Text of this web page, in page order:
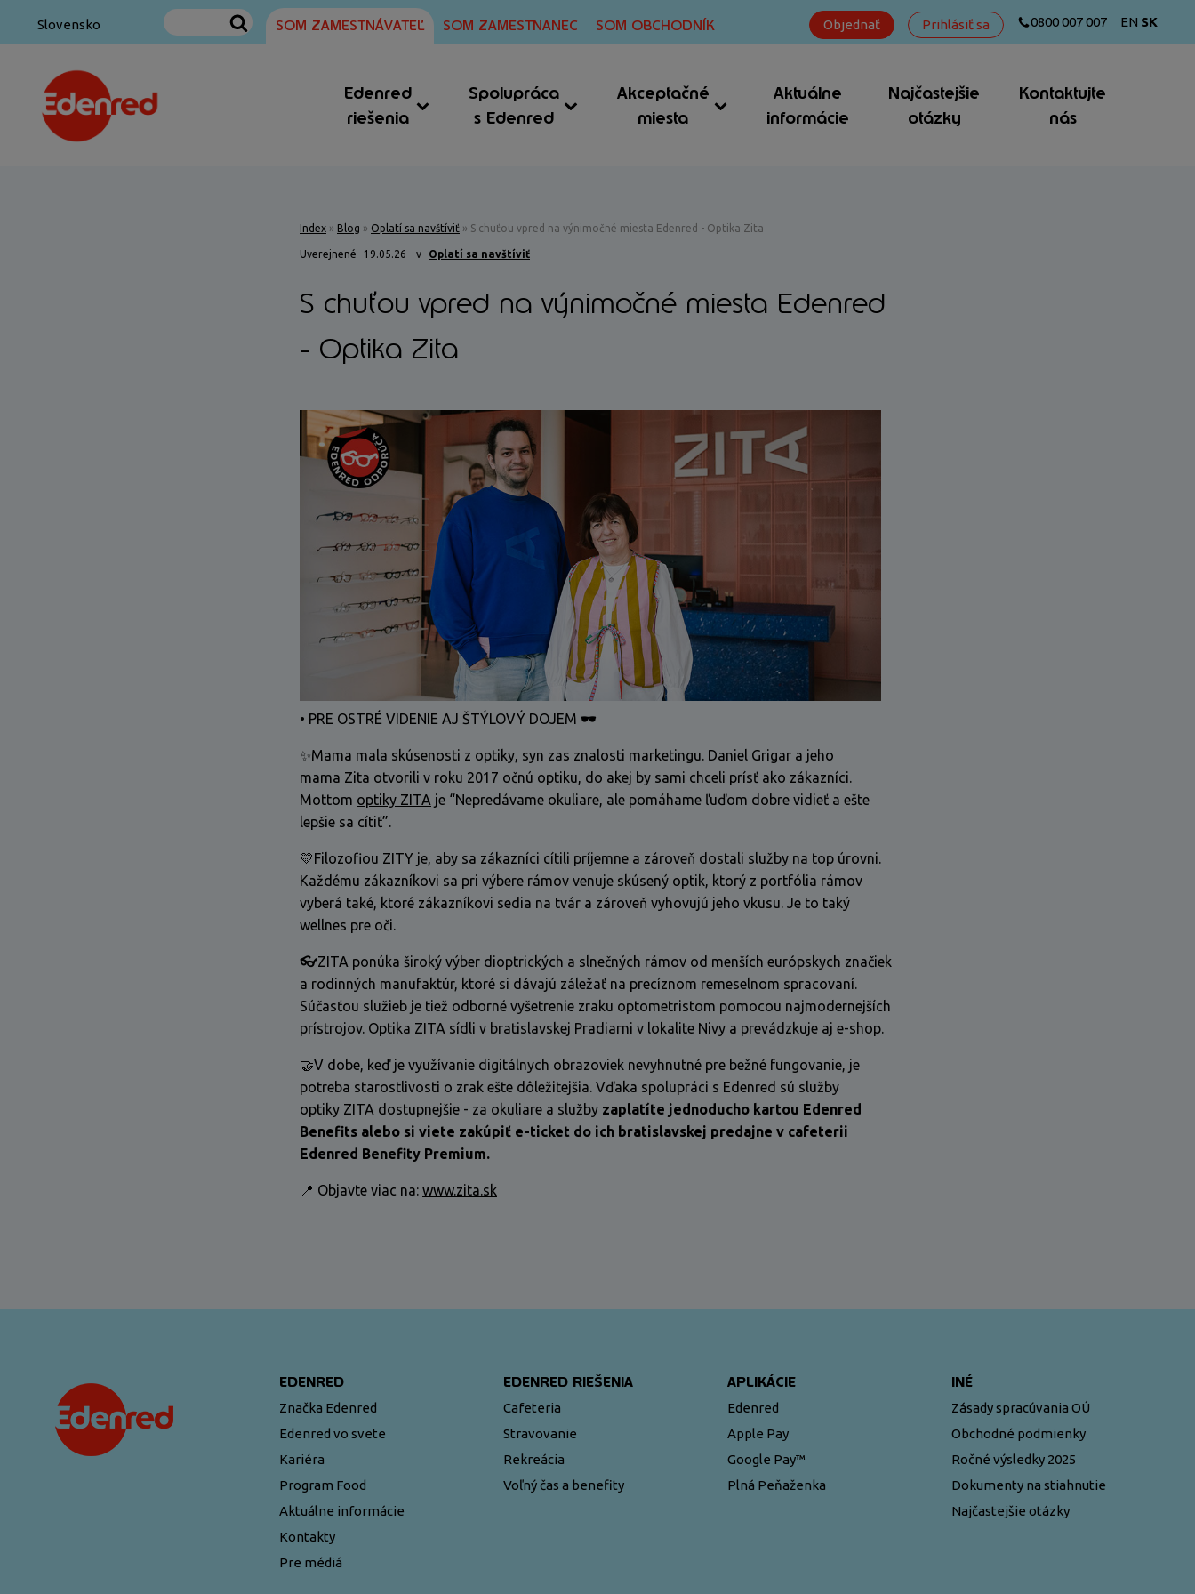
Slovensko SOM ZAMESTNÁVATEĽ SOM ZAMESTNANEC SOM OBCHODNÍK Objednať Prihlásiť sa 0800 007 007 EN SK
Edenred
riešenia
Spolupráca
s Edenred
Akceptačné
miesta
Aktuálne
informácie
Najčastejšie
otázky
Kontaktujte
nás
Index » Blog » Oplatí sa navštíviť » S chuťou vpred na výnimočné miesta Edenred - Optika Zita
Uverejnené 19.05.26 v Oplatí sa navštíviť
S chuťou vpred na výnimočné miesta Edenred
- Optika Zita
• PRE OSTRÉ VIDENIE AJ ŠTÝLOVÝ DOJEM 🕶
✨Mama mala skúsenosti z optiky, syn zas znalosti marketingu. Daniel Grigar a jeho
mama Zita otvorili v roku 2017 očnú optiku, do akej by sami chceli prísť ako zákazníci.
Mottom optiky ZITA je “Nepredávame okuliare, ale pomáhame ľuďom dobre vidieť a ešte
lepšie sa cítiť”.
💛Filozofiou ZITY je, aby sa zákazníci cítili príjemne a zároveň dostali služby na top úrovni.
Každému zákazníkovi sa pri výbere rámov venuje skúsený optik, ktorý z portfólia rámov
vyberá také, ktoré zákazníkovi sedia na tvár a zároveň vyhovujú jeho vkusu. Je to taký
wellnes pre oči.
👓ZITA ponúka široký výber dioptrických a slnečných rámov od menších európskych značiek
a rodinných manufaktúr, ktoré si dávajú záležať na precíznom remeselnom spracovaní.
Súčasťou služieb je tiež odborné vyšetrenie zraku optometristom pomocou najmodernejších
prístrojov. Optika ZITA sídli v bratislavskej Pradiarni v lokalite Nivy a prevádzkuje aj e-shop.
🤝V dobe, keď je využívanie digitálnych obrazoviek nevyhnutné pre bežné fungovanie, je
potreba starostlivosti o zrak ešte dôležitejšia. Vďaka spolupráci s Edenred sú služby
optiky ZITA dostupnejšie - za okuliare a služby zaplatíte jednoducho kartou Edenred
Benefits alebo si viete zakúpiť e-ticket do ich bratislavskej predajne v cafeterii
Edenred Benefity Premium.
📍 Objavte viac na: www.zita.sk
EDENRED
Značka Edenred
Edenred vo svete
Kariéra
Program Food
Aktuálne informácie
Kontakty
Pre médiá
EDENRED RIEŠENIA
Cafeteria
Stravovanie
Rekreácia
Voľný čas a benefity
APLIKÁCIE
Edenred
Apple Pay
Google Pay™
Plná Peňaženka
INÉ
Zásady spracúvania OÚ
Obchodné podmienky
Ročné výsledky 2025
Dokumenty na stiahnutie
Najčastejšie otázky